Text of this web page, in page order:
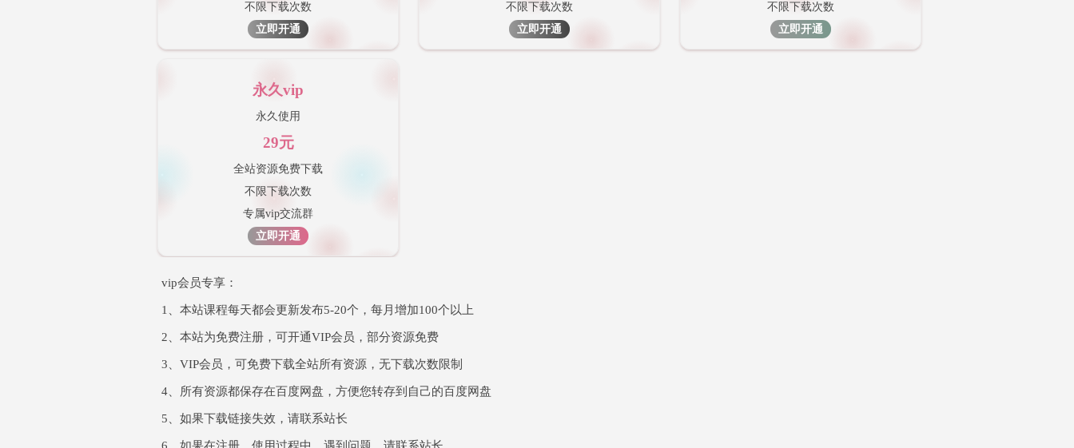
不限下载次数
立即开通
不限下载次数
立即开通
不限下载次数
立即开通
永久vip
永久使用
29元
全站资源免费下载
不限下载次数
专属vip交流群
立即开通
vip会员专享：
1、本站课程每天都会更新发布5-20个，每月增加100个以上
2、本站为免费注册，可开通VIP会员，部分资源免费
3、VIP会员，可免费下载全站所有资源，无下载次数限制
4、所有资源都保存在百度网盘，方便您转存到自己的百度网盘
5、如果下载链接失效，请联系站长